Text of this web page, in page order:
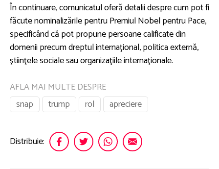
În continuare, comunicatul oferă detalii despre cum pot fi
făcute nominalizările pentru Premiul Nobel pentru Pace,
specificând că pot propune persoane calificate din
domenii precum dreptul internaţional, politica externă,
ştiinţele sociale sau organizaţiile internaţionale.
AFLA MAI MULTE DESPRE
snap
trump rol apreciere
Distribuie: